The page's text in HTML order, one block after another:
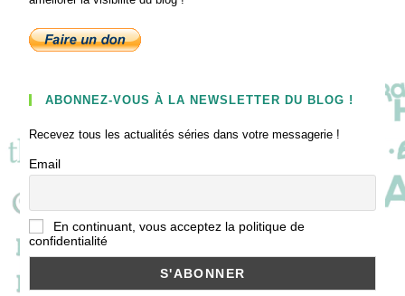
ABONNEZ-VOUS À LA NEWSLETTER DU BLOG !
Recevez tous les actualités séries dans votre messagerie !
Email
En continuant, vous acceptez la politique de
confidentialité